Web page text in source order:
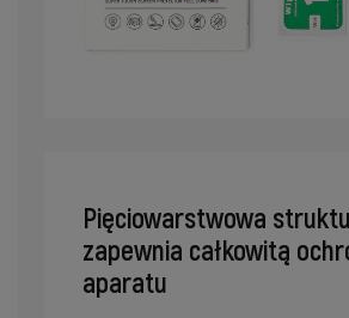
Pięciowarstwowa
zapewnia całkowitą
aparatu